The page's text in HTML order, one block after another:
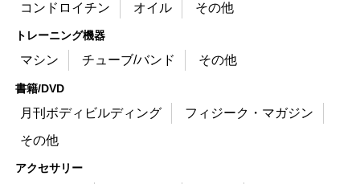
コンドロイチン
オイル その他
トレーニング機器
マシン チューブ/バンド その他
書籍/DVD
月刊ボディビルディング
フィジーク・マガジン
その他
アクセサリー